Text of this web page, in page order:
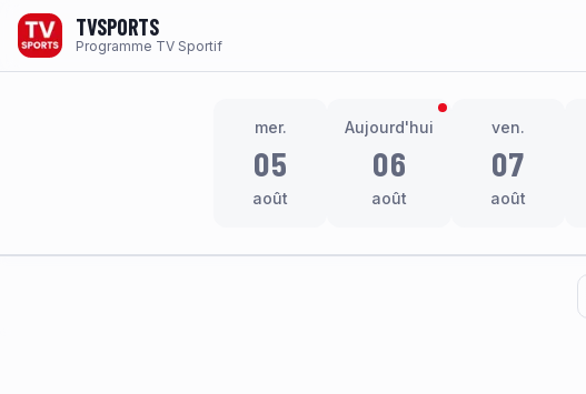
TVSPORTS
Programme TV Sportif
mer.
05
août
Aujourd'hui
06
août
ven.
07
août